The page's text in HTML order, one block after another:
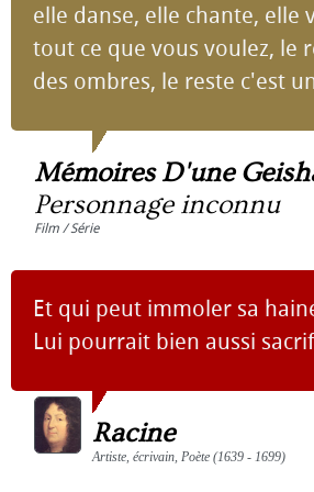
elle danse, elle chante, elle
tout ce que vous voulez, le
des ombres, le reste c'est
Mémoires D'une
Personnage inconnu
Film / Série
Et qui peut immoler sa
Lui pourrait bien aussi
Racine
Artiste, écrivain, Poète (1639 - 1699)